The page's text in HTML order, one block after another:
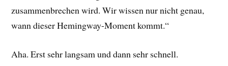
zusammenbrechen wird. Wir wissen nur nicht genau,
wann dieser Hemingway-Moment kommt.“
Aha. Erst sehr langsam und dann sehr schnell.